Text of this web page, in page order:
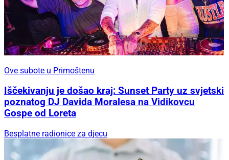
Ove subote u Primoštenu
Iščekivanju je došao kraj: Sunset Party uz svjetski
poznatog DJ Davida Moralesa na Vidikovcu
Gospe od Loreta
Besplatne radionice za djecu